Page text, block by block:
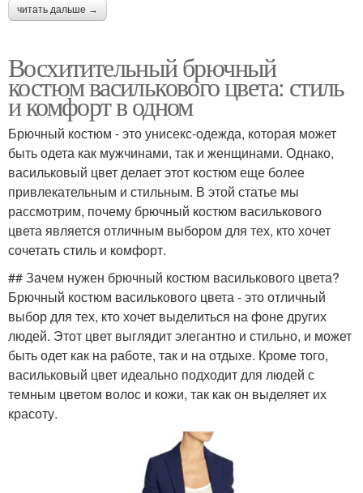
читать дальше →
Восхитительный брючный
костюм василькового цвета: стиль
и комфорт в одном
Брючный костюм - это унисекс-одежда, которая может
быть одета как мужчинами, так и женщинами. Однако,
васильковый цвет делает этот костюм еще более
привлекательным и стильным. В этой статье мы
рассмотрим, почему брючный костюм василькового
цвета является отличным выбором для тех, кто хочет
сочетать стиль и комфорт.
## Зачем нужен брючный костюм василькового цвета?
Брючный костюм василькового цвета - это отличный
выбор для тех, кто хочет выделиться на фоне других
людей. Этот цвет выглядит элегантно и стильно, и может
быть одет как на работе, так и на отдыхе. Кроме того,
васильковый цвет идеально подходит для людей с
темным цветом волос и кожи, так как он выделяет их
красоту.